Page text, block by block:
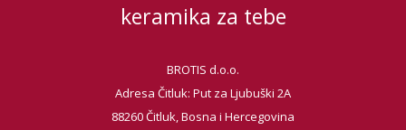
keramika za tebe
BROTIS d.o.o.
Adresa Čitluk: Put za Ljubuški 2A
88260 Čitluk, Bosna i Hercegovina